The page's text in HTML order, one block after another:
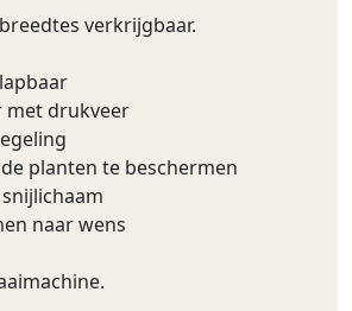
verkrijgbaar.
met drukveer
planten te beschermen
naar wens